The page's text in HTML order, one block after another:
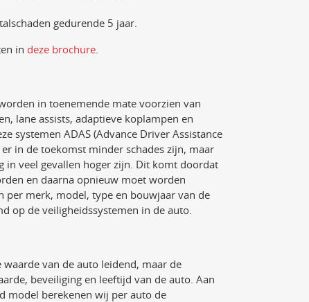
gedurende 5 jaar.
in deze brochure.
in toenemende mate voorzien van
lane assists, adaptieve koplampen en
systemen ADAS (Advance Driver Assistance
in de toekomst minder schades zijn, maar
in veel gevallen hoger zijn. Dit komt doordat
en daarna opnieuw moet worden
per merk, model, type en bouwjaar van de
op de veiligheidssystemen in de auto.
van de auto leidend, maar de
beveiliging en leeftijd van de auto. Aan
model berekenen wij per auto de